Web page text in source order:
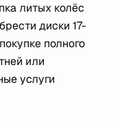
литых колёс
диски 17-
полного
или
услуги